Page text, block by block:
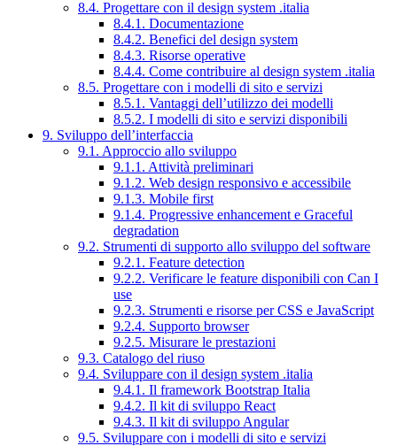
8.4. Progettare con il design system .italia
8.4.1. Documentazione
8.4.2. Benefici del design system
8.4.3. Risorse operative
8.4.4. Come contribuire al design system .italia
8.5. Progettare con i modelli di sito e servizi
8.5.1. Vantaggi dell’utilizzo dei modelli
8.5.2. I modelli di sito e servizi disponibili
9. Sviluppo dell’interfaccia
9.1. Approccio allo sviluppo
9.1.1. Attività preliminari
9.1.2. Web design responsivo e accessibile
9.1.3. Mobile first
9.1.4. Progressive enhancement e Graceful
degradation
9.2. Strumenti di supporto allo sviluppo del software
9.2.1. Feature detection
9.2.2. Verificare le feature disponibili con Can I
use
9.2.3. Strumenti e risorse per CSS e JavaScript
9.2.4. Supporto browser
9.2.5. Misurare le prestazioni
9.3. Catalogo del riuso
9.4. Sviluppare con il design system .italia
9.4.1. Il framework Bootstrap Italia
9.4.2. Il kit di sviluppo React
9.4.3. Il kit di sviluppo Angular
9.5. Sviluppare con i modelli di sito e servizi